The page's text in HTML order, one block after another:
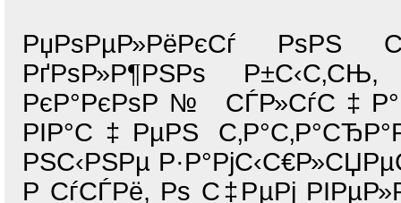
РџРѕРµР»РёРєСѓ РѕРЅ
РґРѕР»Р¶РЅРѕ
РєР°РєРѕР№
РІР°С‡РµРЅ
РЅС‹РЅРµ
Р СѓСЃРё, Рѕ С‡РµРј